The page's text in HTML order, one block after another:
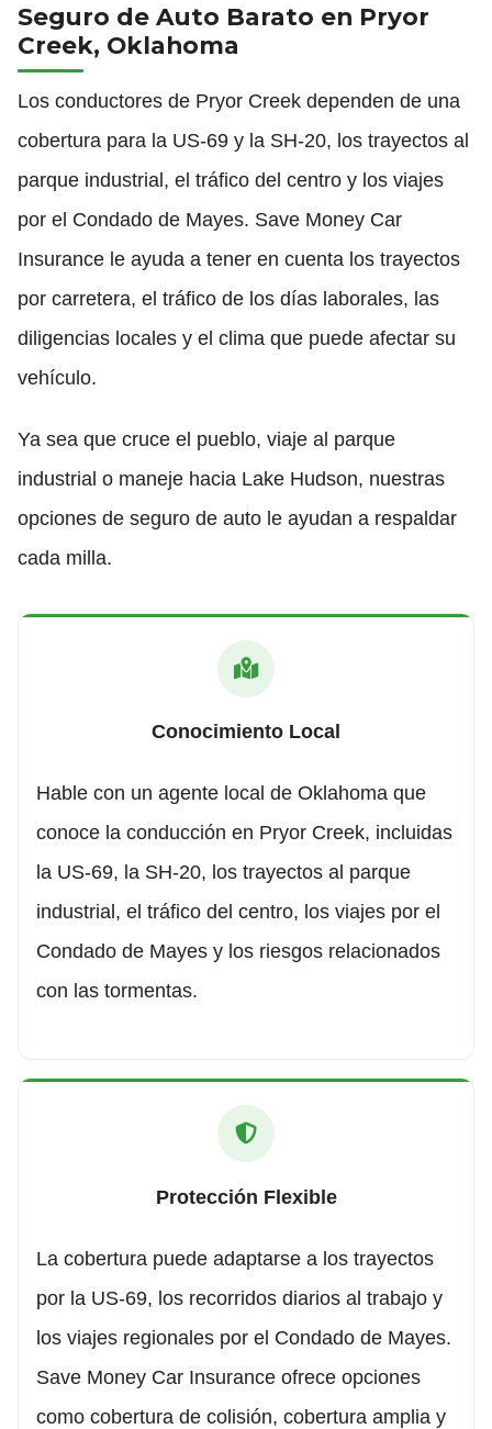
Seguro de Auto Barato en Pryor
Creek, Oklahoma
Los conductores de Pryor Creek dependen de una
cobertura para la US-69 y la SH-20, los trayectos al
parque industrial, el tráfico del centro y los viajes
por el Condado de Mayes. Save Money Car
Insurance le ayuda a tener en cuenta los trayectos
por carretera, el tráfico de los días laborales, las
diligencias locales y el clima que puede afectar su
vehículo.
Ya sea que cruce el pueblo, viaje al parque
industrial o maneje hacia Lake Hudson, nuestras
opciones de seguro de auto le ayudan a respaldar
cada milla.
Conocimiento Local
Hable con un agente local de Oklahoma que
conoce la conducción en Pryor Creek, incluidas
la US-69, la SH-20, los trayectos al parque
industrial, el tráfico del centro, los viajes por el
Condado de Mayes y los riesgos relacionados
con las tormentas.
Protección Flexible
La cobertura puede adaptarse a los trayectos
por la US-69, los recorridos diarios al trabajo y
los viajes regionales por el Condado de Mayes.
Save Money Car Insurance ofrece opciones
como cobertura de colisión, cobertura amplia y